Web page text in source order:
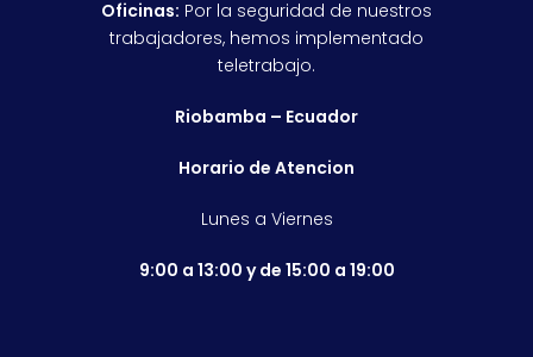
Oficinas: Por la seguridad de nuestros
trabajadores, hemos implementado
teletrabajo.
Riobamba – Ecuador
Horario de Atencion
Lunes a Viernes
9:00 a 13:00 y de 15:00 a 19:00